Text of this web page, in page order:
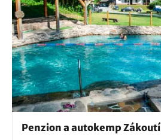
Penzion a autokemp Zákoutí